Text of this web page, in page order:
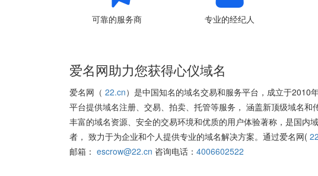
可靠的服务商 专业的经纪人
爱名网助力您获得心仪域名
爱名网（ 22.cn）是中国知名的域名交易和服务平台，成立于2010
平台提供域名注册、交易、拍卖、托管等服务， 涵盖新顶级域名和
丰富的域名资源、安全的交易环境和优质的用户体验著称，是国内
者， 致力于为企业和个人提供专业的域名解决方案。通过爱名网(
邮箱： escrow@22.cn 咨询电话： 4006602522